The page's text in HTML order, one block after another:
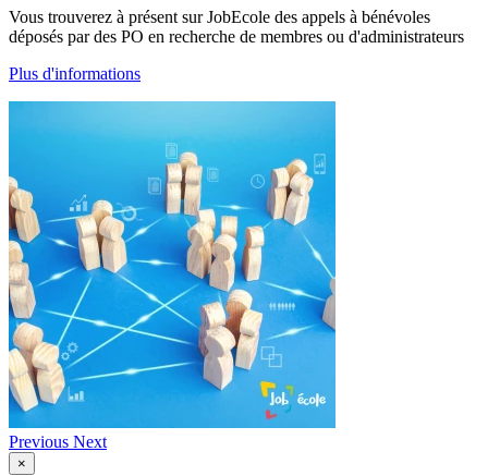
Vous trouverez à présent sur JobEcole des appels à bénévoles
déposés par des PO en recherche de membres ou d'administrateurs
Plus d'informations
Previous Next
×